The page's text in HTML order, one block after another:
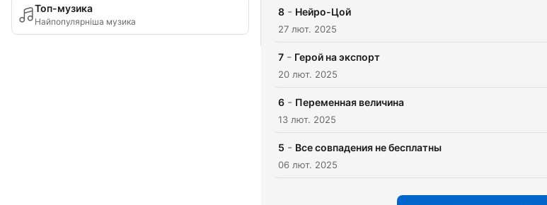
Топ-музика
Найпопулярніша музика
8 - Нейро-Цой
27 лют. 2025
7 - Герой на экспорт
20 лют. 2025
6 - Переменная величина
13 лют. 2025
5 - Все совпадения не бесплатны
06 лют. 2025